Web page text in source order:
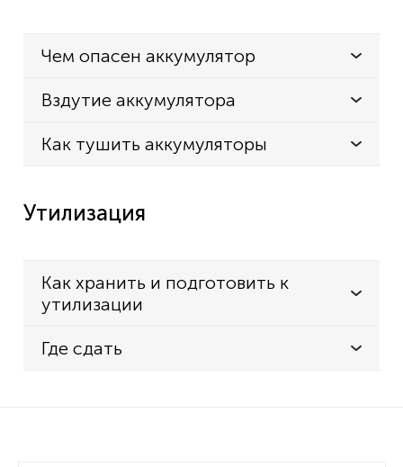
Чем опасен аккумулятор
Вздутие аккумулятора
Как тушить аккумуляторы
Утилизация
Как хранить и подготовить к
утилизации
Где сдать